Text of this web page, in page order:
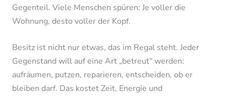
Gegenteil. Viele Menschen spüren: Je voller die
Wohnung, desto voller der Kopf.
Besitz ist nicht nur etwas, das im Regal steht. Jeder
Gegenstand will auf eine Art „betreut“ werden:
aufräumen, putzen, reparieren, entscheiden, ob er
bleiben darf. Das kostet Zeit, Energie und